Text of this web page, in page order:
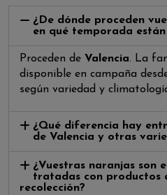
¿De dónde proceden
en qué temporada están
Proceden de Valencia. La
disponible en campaña
según variedad y
¿Qué diferencia hay
de Valencia y otras
¿Vuestras naranjas son
tratadas con productos
recolección?